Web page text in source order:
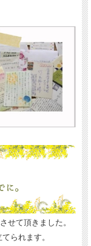
せて頂きました。
られます。